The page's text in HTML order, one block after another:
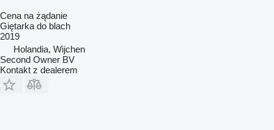
Cena na żądanie
Giętarka do blach
2019
Holandia, Wijchen
Second Owner BV
Kontakt z dealerem